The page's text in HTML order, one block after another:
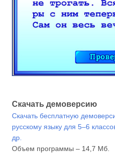
Скачать демоверсию
Скачать бесплатную
русскому языку для 5–6
др.
Объем программы – 14,7 Мб.